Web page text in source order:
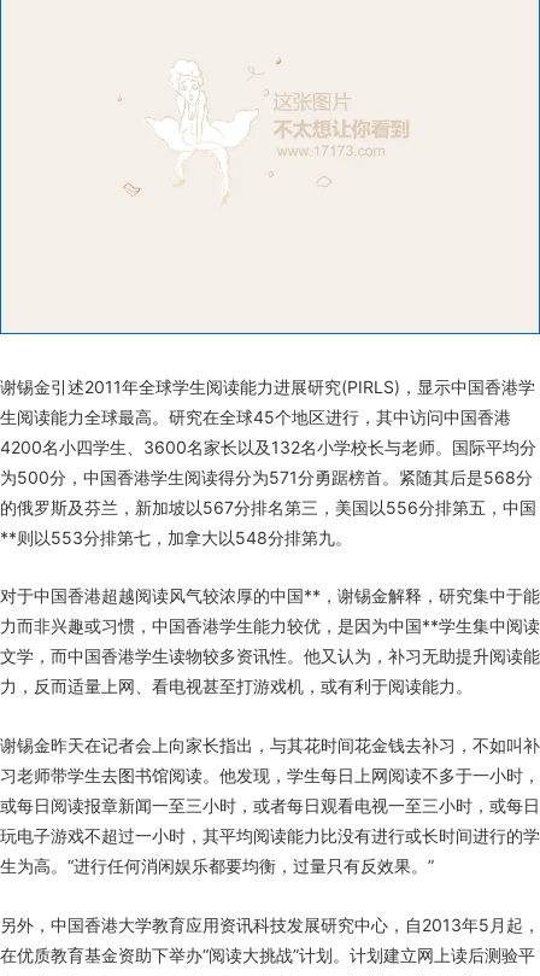
谢锡金引述2011年全球学生阅读能力进展研究(PIRLS)，显示中国香港学
生阅读能力全球最高。研究在全球45个地区进行，其中访问中国香港
4200名小四学生、3600名家长以及132名小学校长与老师。国际平均分
为500分，中国香港学生阅读得分为571分勇踞榜首。紧随其后是568分
的俄罗斯及芬兰，新加坡以567分排名第三，美国以556分排第五，中国
**则以553分排第七，加拿大以548分排第九。
对于中国香港超越阅读风气较浓厚的中国**，谢锡金解释，研究集中于能
力而非兴趣或习惯，中国香港学生能力较优，是因为中国**学生集中阅读
文学，而中国香港学生读物较多资讯性。他又认为，补习无助提升阅读能
力，反而适量上网、看电视甚至打游戏机，或有利于阅读能力。
谢锡金昨天在记者会上向家长指出，与其花时间花金钱去补习，不如叫补
习老师带学生去图书馆阅读。他发现，学生每日上网阅读不多于一小时，
或每日阅读报章新闻一至三小时，或者每日观看电视一至三小时，或每日
玩电子游戏不超过一小时，其平均阅读能力比没有进行或长时间进行的学
生为高。“进行任何消闲娱乐都要均衡，过量只有反效果。”
另外，中国香港大学教育应用资讯科技发展研究中心，自2013年5月起，
在优质教育基金资助下举办“阅读大挑战”计划。计划建立网上读后测验平